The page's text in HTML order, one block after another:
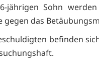
jährigen Sohn
gegen das
befinden